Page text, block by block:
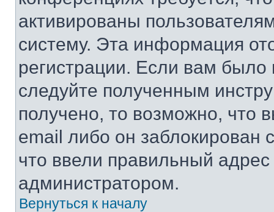
активированы
систему. Эта информация
регистрации. Если вам
следуйте полученным
получено, то возможно, что
email либо он
что ввели правильный адрес
администратором.
Вернуться к началу